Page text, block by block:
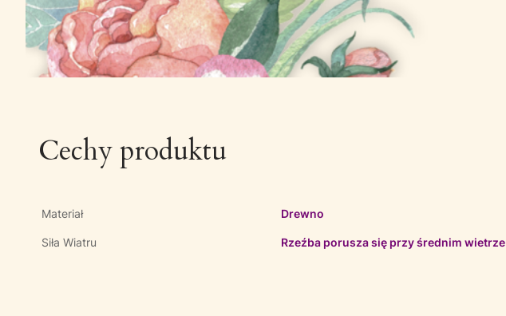
Cechy produktu
Materiał Drewno
Siła Wiatru Rzeźba porusza się przy średnim wietrze